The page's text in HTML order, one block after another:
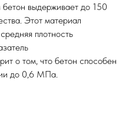
бетон выдерживает до 150
Этот материал
плотность
о том, что бетон способен
до 0,6 МПа.